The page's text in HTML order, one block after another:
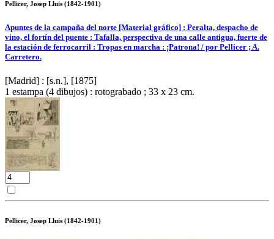
Pellicer, Josep Lluis (1842-1901)
Apuntes de la campaña del norte [Material gráfico] : Peralta, despacho de
vino, el fortín del puente : Tafalla, perspectiva de una calle antigua, fuerte de
la estación de ferrocarril : Tropas en marcha : ¡Patrona! / por Pellicer ; A.
Carretero.
[Madrid] : [s.n.], [1875]
1 estampa (4 dibujos) : rotograbado ; 33 x 23 cm.
Pellicer, Josep Lluis (1842-1901)